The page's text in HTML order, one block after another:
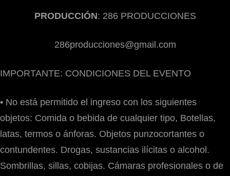
PRODUCCIÓN: 286 PRODUCCIONES
286producciones@gmail.com
IMPORTANTE: CONDICIONES DEL EVENTO
•⁠ ⁠No está permitido el ingreso con los siguientes
objetos: Comida o bebida de cualquier tipo, Botellas,
latas, termos o ánforas. Objetos punzocortantes o
contundentes. Drogas, sustancias ilícitas o alcohol.
Sombrillas, sillas, cobijas. Cámaras profesionales o de